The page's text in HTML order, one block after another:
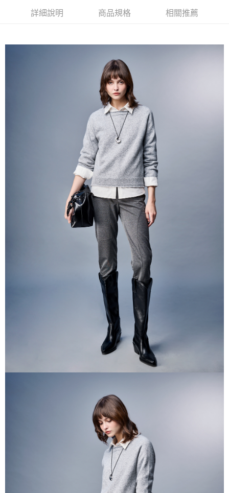
3.實際核准額度、可分期數及費用金額請依後續交易確認頁面所載為準。
4.訂單成立30分鐘內，如未前往確認交易或遇審核未通過，訂單將自動取
【繳款方式說明】
2.透過簡訊連結打開帳單後，可選擇「超商條碼／台灣大直營門市／銀行轉
帳／街口支付／iPASS MONEY」等通路繳費。
1.本服務係由「台灣大哥大股份有限公司」（以下簡稱本公司）所提供，讓
用戶於交易時，得透過本服務購買商品或服務，並由商店將買賣／分期付款
買賣價金債權讓與本公司後，依約使用本公司帳單繳交帳款。
2.基於同意付款使用「大哥付你分期」之契約關係目的，商店將以您的個人
資料（包含姓名、電話或地址）提供予台灣大哥大進項蒐集、處理及利用，
由本公司與您本人進行分期帳單所需資料之確認、核對及更正。
3.完整用戶服務條款，請詳閱以下連結： https://oppay.tw/userRule
全家取貨付款
付款後全家取貨
每筆NT$60，滿NT$1,000(含以上)免運費
每筆NT$60，滿NT$1,000(含以上)免運費
每筆NT$60，滿NT$1,000(含以上)免運費
每筆NT$80，滿NT$1,000(含以上)免運費
詳細說明 商品規格 相關推薦